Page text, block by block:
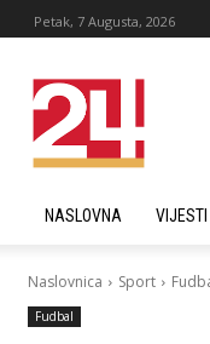
Petak, 7 Augusta, 2026
NASLOVNA VIJESTI
Naslovnica Sport
Fudbal